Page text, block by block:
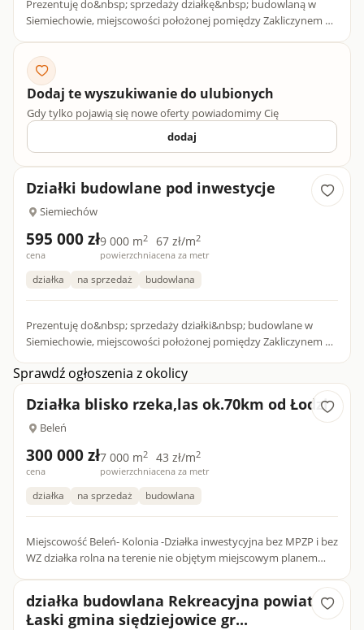
Prezentuję do&nbsp; sprzedaży działkę&nbsp; budowlaną w
Siemiechowie, miejscowości położonej pomiędzy Zakliczynem a
powierzchnia&nbsp; to...
Dodaj te wyszukiwanie do ulubionych
Gdy tylko pojawią się nowe oferty powiadomimy Cię
dodaj
Działki budowlane pod inwestycje
Siemiechów
595 000 zł
cena
9 000 m2
powierzchnia
67 zł/m2
cena za metr
działka na sprzedaż budowlana
Prezentuję do&nbsp; sprzedaży działki&nbsp; budowlane w
Siemiechowie, miejscowości położonej pomiędzy Zakliczynem a
powierzchnia&nbsp; t...
Sprawdź ogłoszenia z okolicy
Działka blisko rzeka,las ok.70km od Łodzi
Beleń
300 000 zł
cena
7 000 m2
powierzchnia
43 zł/m2
cena za metr
działka na sprzedaż budowlana
Miejscowość Beleń- Kolonia -Działka inwestycyjna bez MPZP i bez
WZ działka rolna na terenie nie objętym miejscowym planem
działka budowlana Rekreacyjna powiat
Łaski gmina siędziejowice gr...